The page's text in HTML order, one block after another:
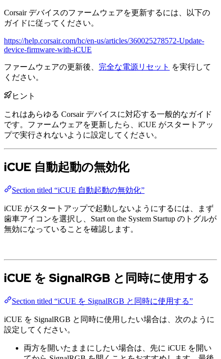
Corsair デバイスのファームウェアを更新するには、以下の
ガイドに従ってください。
https://help.corsair.com/hc/en-us/articles/360025278572-Update-
device-firmware-with-iCUE
ファームウェアの更新後、 完全な電源リセット を実行して
ください。
ヒント
これはあらゆる Corsair デバイスに対応する一般的なガイド
です。ファームウェアを更新したら、iCUE がスタートアッ
プで実行されないように設定してください。
iCUE 自動起動の無効化
Section titled “iCUE 自動起動の無効化”
iCUE がスタートアップで起動しないようにするには、まず
歯車アイコンを選択し、Start on the System Startup のトグルが
無効になっていることを確認します。
iCUE を SignalRGB と同時に使用する
Section titled “iCUE を SignalRGB と同時に使用する”
iCUE を SignalRGB と同時に使用したい場合は、次のように
設定してください。
両方を開いたままにしたい場合は、先に iCUE を開い